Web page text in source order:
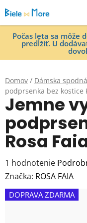
na
obsah
Počas leta sa môže
predĺžiť. U
Domov / Dámska
podprsenka bez kostice
Jemne
Rosa
Priemerné
hodnotenie
produktu
je
1 hodnotenie
Značka: ROSA FAIA
DOPRAVA ZDARMA